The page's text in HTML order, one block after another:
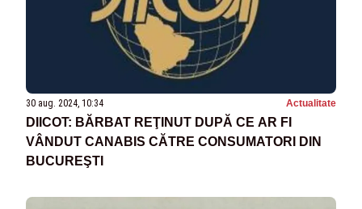
30 aug. 2024, 10:34 Actualitate
DIICOT: BĂRBAT REŢINUT DUPĂ CE AR FI
VÂNDUT CANABIS CĂTRE CONSUMATORI DIN
BUCUREŞTI